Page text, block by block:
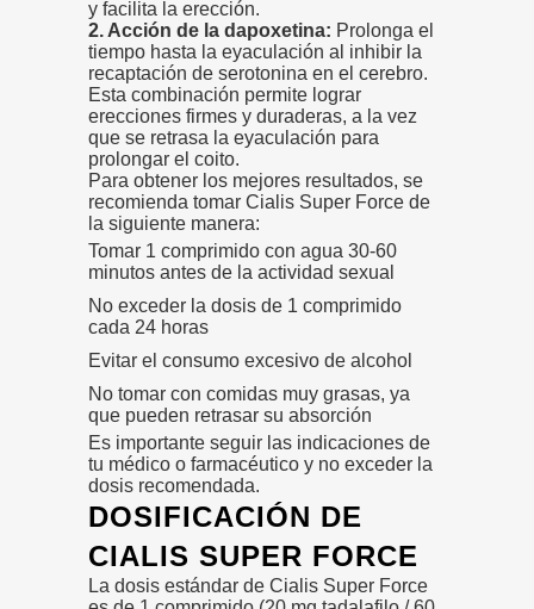
y facilita la erección.
2. Acción de la dapoxetina: Prolonga el
tiempo hasta la eyaculación al inhibir la
recaptación de serotonina en el cerebro.
Esta combinación permite lograr
erecciones firmes y duraderas, a la vez
que se retrasa la eyaculación para
prolongar el coito.
Para obtener los mejores resultados, se
recomienda tomar Cialis Super Force de
la siguiente manera:
Tomar 1 comprimido con agua 30-60
minutos antes de la actividad sexual
No exceder la dosis de 1 comprimido
cada 24 horas
Evitar el consumo excesivo de alcohol
No tomar con comidas muy grasas, ya
que pueden retrasar su absorción
Es importante seguir las indicaciones de
tu médico o farmacéutico y no exceder la
dosis recomendada.
DOSIFICACIÓN DE
CIALIS SUPER FORCE
La dosis estándar de Cialis Super Force